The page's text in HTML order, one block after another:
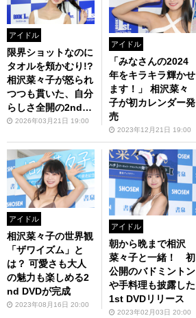
アイドル
限界ショットなのに
タオルを頬かむり!?
相沢菜々子が怒られ
つつも貫いた、自分
らしさ全開の2nd写
真集発売
2026年03月21日 19:00
アイドル
「みなさんの2024
年をキラキラ輝かせ
ます！」 相沢菜々
子が初カレンダー発
売
2023年12月21日 19:00
アイドル
相沢菜々子の世界観
「ザワイズム」と
は？ 可愛さも大人
の魅力も楽しめる2
nd DVDが完成
2023年08月16日 20:00
アイドル
朝から晩まで相沢
菜々子と一緒！ 初
公開のバドミントン
や手料理も披露した
1st DVDリリース
2023年02月03日 20:00